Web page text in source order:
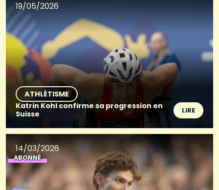
19/05/2026
ATHLÉTISME
Katrin Kohl confirme sa progression en
Suisse
LIRE
14/03/2026
ABONNÉ